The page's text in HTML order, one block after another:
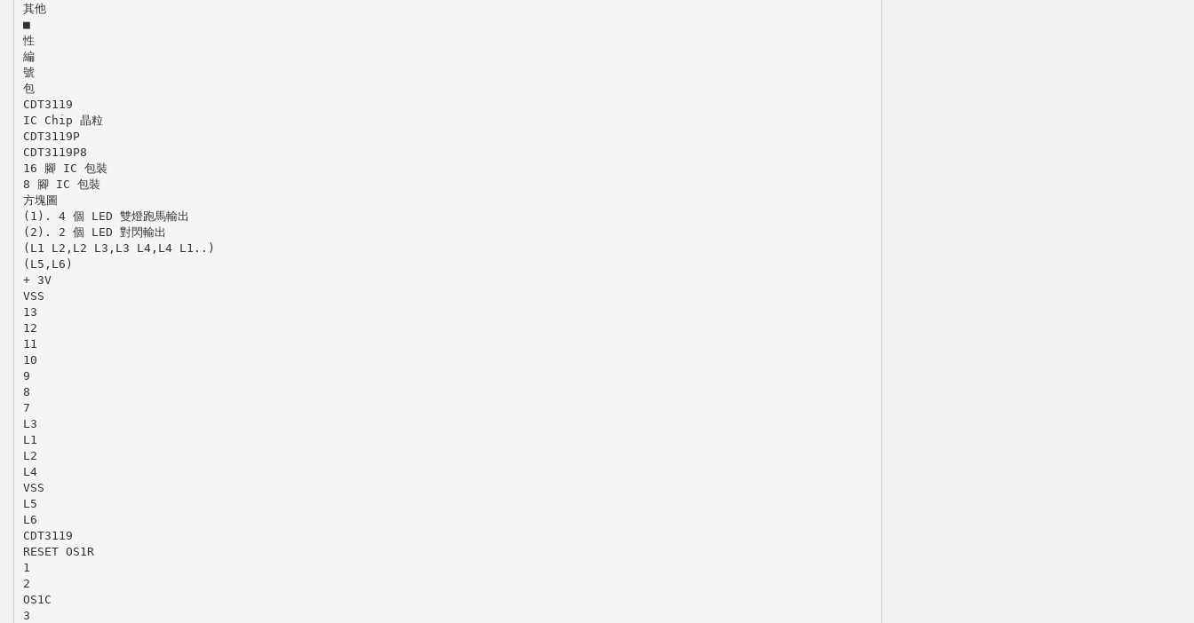
其他
■
性
編
號
包
CDT3119
IC Chip 晶粒
CDT3119P
CDT3119P8
16 腳 IC 包裝
8 腳 IC 包裝
方塊圖
(1). 4 個 LED 雙燈跑馬輸出
(2). 2 個 LED 對閃輸出
(L1 L2,L2 L3,L3 L4,L4 L1..)
(L5,L6)
+ 3V
VSS
13
12
11
10
9
8
7
L3
L1
L2
L4
VSS
L5
L6
CDT3119
RESET OS1R
1
2
OS1C
3